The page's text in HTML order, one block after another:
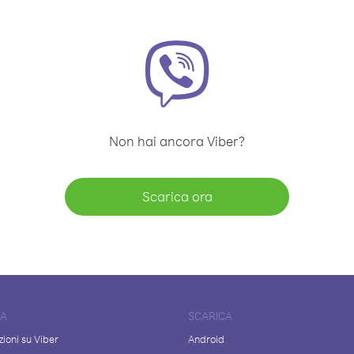
Non hai ancora Viber?
Scarica ora
su Viber
SCARICA
Android